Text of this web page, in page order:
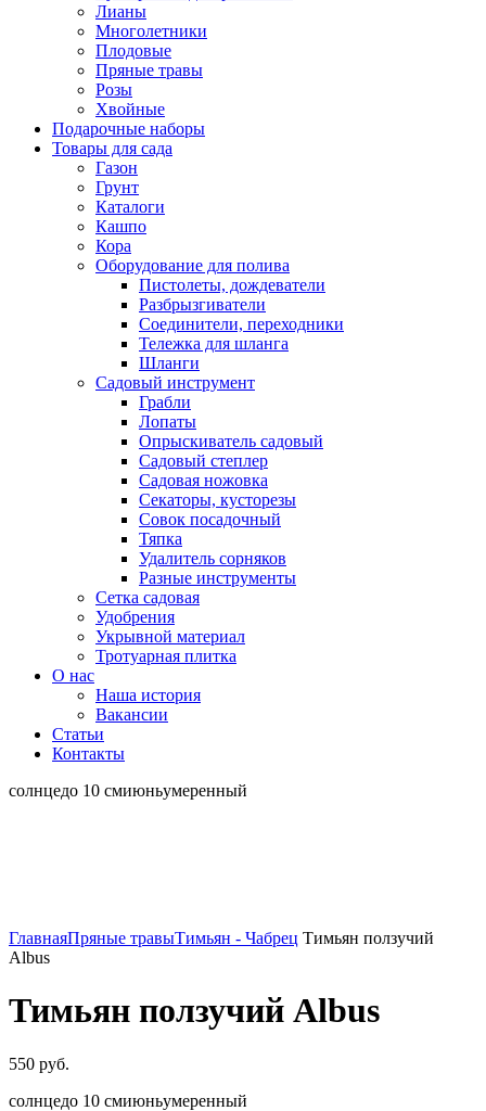
Лианы
Многолетники
Плодовые
Пряные травы
Розы
Хвойные
Подарочные наборы
Товары для сада
Газон
Грунт
Каталоги
Кашпо
Кора
Оборудование для полива
Пистолеты, дождеватели
Разбрызгиватели
Соединители, переходники
Тележка для шланга
Шланги
Садовый инструмент
Грабли
Лопаты
Опрыскиватель садовый
Садовый степлер
Садовая ножовка
Секаторы, кусторезы
Совок посадочный
Тяпка
Удалитель сорняков
Разные инструменты
Сетка садовая
Удобрения
Укрывной материал
Тротуарная плитка
О нас
Наша история
Вакансии
Статьи
Контакты
солнцедо 10 смиюньумеренный
ГлавнаяПряные травыТимьян - Чабрец Тимьян ползучий
Albus
Тимьян ползучий Albus
550 руб.
солнцедо 10 смиюньумеренный